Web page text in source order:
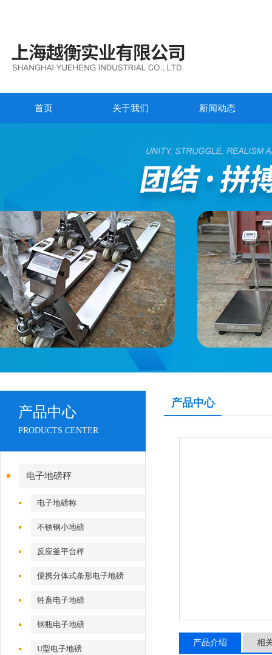
首页 关于我们 新闻动态
产品中心
PRODUCTS CENTER
电子地磅秤
电子地磅称
不锈钢小地磅
反应釜平台秤
便携分体式条形电子地磅
牲畜电子地磅
钢瓶电子地磅
U型电子地磅
产品中心
产品介绍 相